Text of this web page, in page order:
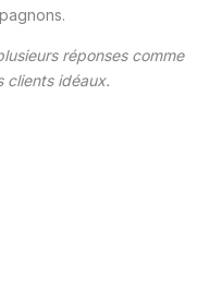
réponses comme
clients idéaux.